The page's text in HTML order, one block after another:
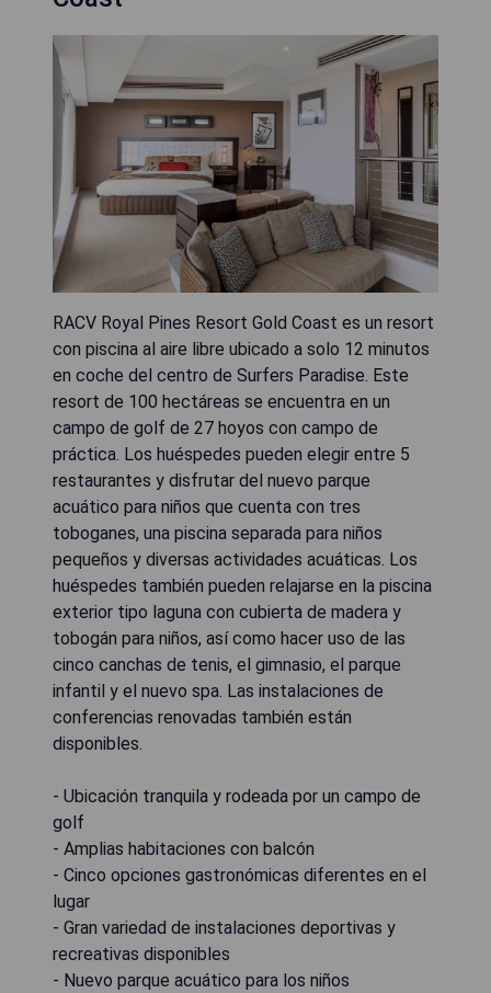
RACV Royal Pines Resort Gold Coast es un resort
con piscina al aire libre ubicado a solo 12 minutos
en coche del centro de Surfers Paradise. Este
resort de 100 hectáreas se encuentra en un
campo de golf de 27 hoyos con campo de
práctica. Los huéspedes pueden elegir entre 5
restaurantes y disfrutar del nuevo parque
acuático para niños que cuenta con tres
toboganes, una piscina separada para niños
pequeños y diversas actividades acuáticas. Los
huéspedes también pueden relajarse en la piscina
exterior tipo laguna con cubierta de madera y
tobogán para niños, así como hacer uso de las
cinco canchas de tenis, el gimnasio, el parque
infantil y el nuevo spa. Las instalaciones de
conferencias renovadas también están
disponibles.
- Ubicación tranquila y rodeada por un campo de
golf
- Amplias habitaciones con balcón
- Cinco opciones gastronómicas diferentes en el
lugar
- Gran variedad de instalaciones deportivas y
recreativas disponibles
- Nuevo parque acuático para los niños